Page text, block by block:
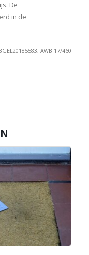
De
in de
AWB 17/460